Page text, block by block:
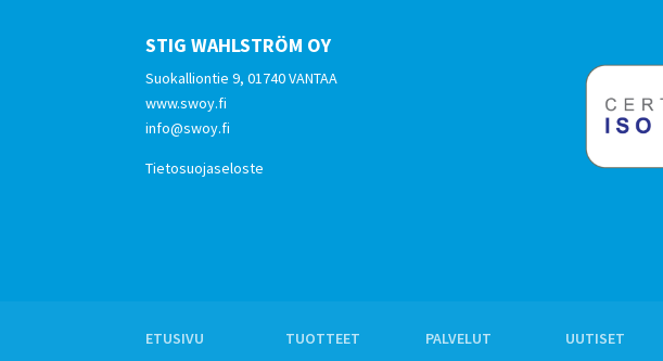
STIG WAHLSTRÖM OY
Suokalliontie 9, 01740 VANTAA
www.swoy.fi
info@swoy.fi
Tietosuojaseloste
ETUSIVU
TUOTTEET
PALVELUT
UUTISET